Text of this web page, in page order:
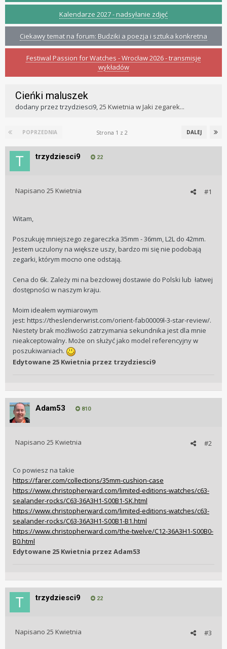
Kalendarze 2027 - nadsyłanie zdjęć
Ciekawy temat na forum: Budziki a poezja i sztuka konkretna
Festiwal Passion for Watches - Wrocław 2026 - transmisje
wykładów
Cieńki maluszek
dodany przez trzydziesci9,25 Kwietnia wJaki zegarek...
POPRZEDNIA DALEJ
Strona 1 z 2
trzydziesci9 22
#1
Napisano 25 Kwietnia
Witam,
Poszukuję mniejszego zegareczka 35mm - 36mm, L2L do 42mm.
Jestem uczulony na większe uszy, bardzo mi się nie podobają
zegarki, którym mocno one odstają.
Cena do 6k. Zależy mi na bezcłowej dostawie do Polski lub łatwej
dostępności w naszym kraju.
Moim ideałem wymiarowym
jest: https://theslenderwrist.com/orient-fab00009l-3-star-review/.
Niestety brak możliwości zatrzymania sekundnika jest dla mnie
nieakceptowalny. Może on służyć jako model referencyjny w
poszukiwaniach.
Edytowane 25 Kwietnia przez trzydziesci9
Adam53 810
#2
Napisano 25 Kwietnia
Co powiesz na takie
https://farer.com/collections/35mm-cushion-case
https://www.christopherward.com/limited-editions-watches/c63-
sealander-rocks/C63-36A3H1-S00B1-SK.html
https://www.christopherward.com/limited-editions-watches/c63-
sealander-rocks/C63-36A3H1-S00B1-B1.html
https://www.christopherward.com/the-twelve/C12-36A3H1-S00B0-
B0.html
Edytowane 25 Kwietnia przez Adam53
trzydziesci9 22
#3
Napisano 25 Kwietnia